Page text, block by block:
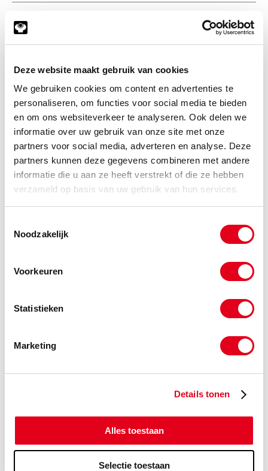
Deze website maakt gebruik van cookies
We gebruiken cookies om content en advertenties te
personaliseren, om functies voor social media te bieden
en om ons websiteverkeer te analyseren. Ook delen we
informatie over uw gebruik van onze site met onze
partners voor social media, adverteren en analyse. Deze
partners kunnen deze gegevens combineren met andere
informatie die u aan ze heeft verstrekt of die ze hebben
verzameld op basis van uw gebruik van hun services.
Noodzakelijk
Voorkeuren
Statistieken
Marketing
Details tonen
Alles toestaan
Selectie toestaan